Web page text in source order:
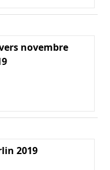
novembre
2019